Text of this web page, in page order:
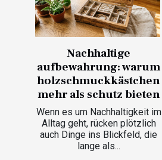
Nachhaltige
aufbewahrung: warum
holzschmuckkästchen
mehr als schutz bieten
Wenn es um Nachhaltigkeit im
Alltag geht, rücken plötzlich
auch Dinge ins Blickfeld, die
lange als...